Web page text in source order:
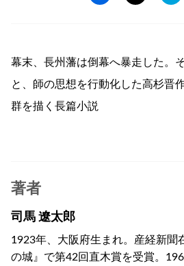
幕末、長州藩は倒幕へ暴走した。
と、師の思想を行動化した高杉晋
群を描く長篇小説
著者
司馬 遼太郎
1923年、大阪府生まれ。産経新聞
の城』で第42回直木賞を受賞。